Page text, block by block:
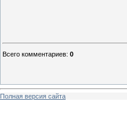
Всего комментариев: 0
Полная версия сайта